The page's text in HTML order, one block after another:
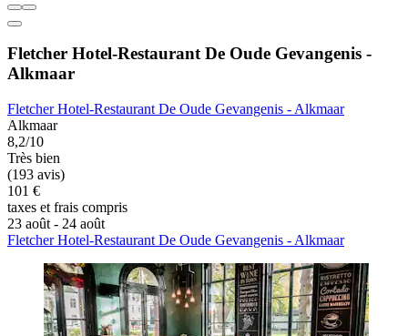
Fletcher Hotel-Restaurant De Oude Gevangenis -
Alkmaar
Fletcher Hotel-Restaurant De Oude Gevangenis - Alkmaar
Alkmaar
8,2/10
Très bien
(193 avis)
101 €
taxes et frais compris
23 août - 24 août
Fletcher Hotel-Restaurant De Oude Gevangenis - Alkmaar